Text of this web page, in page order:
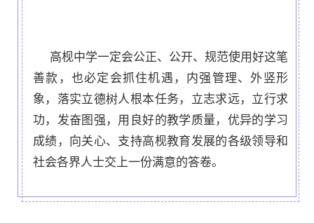
高枧中学一定会公正、公开、规范使用好这笔
善款，也必定会抓住机遇，内强管理、外竖形
象，落实立德树人根本任务，立志求远，立行求
功，发奋图强，用良好的教学质量，优异的学习
成绩，向关心、支持高枧教育发展的各级领导和
社会各界人士交上一份满意的答卷。